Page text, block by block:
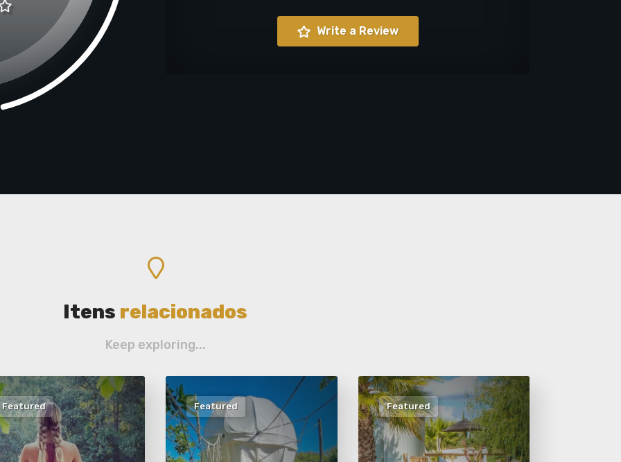
Write a Review
Itens relacionados
Keep exploring...
Featured Featured Featured